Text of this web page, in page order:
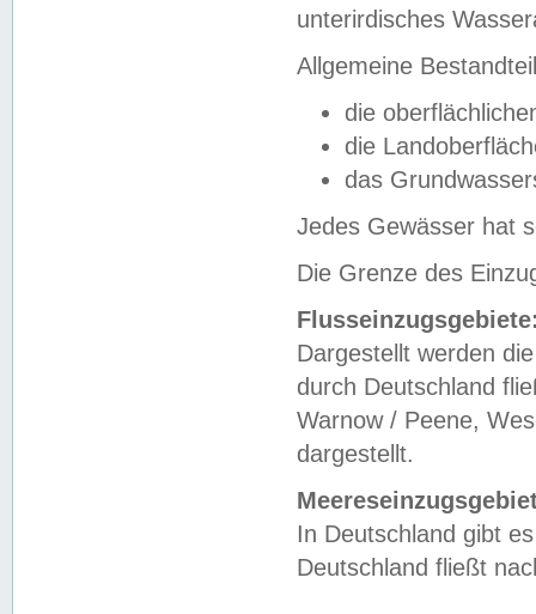
unterirdisches
Allgemeine
die
die
das
Jedes Gewässer hat
Die Grenze des
Dargestellt werden
durch Deutschland
Warnow / Peene,
dargestellt.
In Deutschland gibt
Deutschland fließt